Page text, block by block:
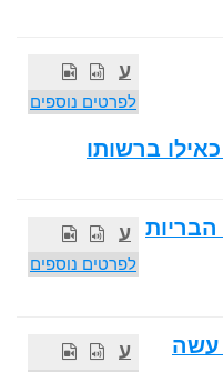
ע
לפרטים נוספים
ברשותו
ע
לפרטים נוספים
הבריות
ע עשה